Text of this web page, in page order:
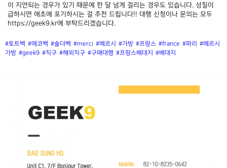
이 지연되는 경우가 있기 때문에 한 달 넘게 걸리는 경우도 있습니다. 성질이
급하시면 애초에 포기하시는 걸 추천 드립니다!! 대행 신청이나 문의는 모두
https://geek9.kr에 부탁드리겠습니다.
#토트백 #에코백 #숄더백 #merci #메르시 #가방 #프랑스 #france #파리
#메르시
가방 #geek9 #직구 #해외직구 #구매대행 #프랑스배대지 #배대지